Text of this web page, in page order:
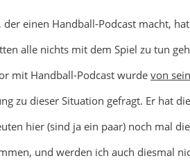
einen Handball-Podcast macht,
alle nichts mit dem Spiel zu tun
mit Handball-Podcast wurde von
zu dieser Situation gefragt. Er hat
hier (sind ja ein paar) noch mal
und werden ich auch diesmal